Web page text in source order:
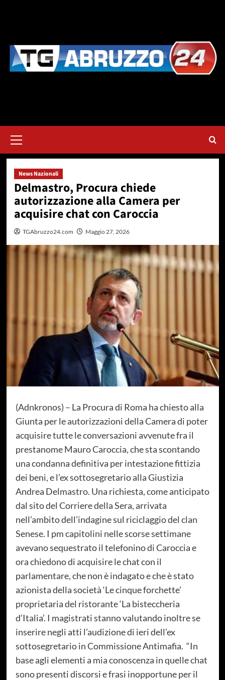
principale
News Nazionali
Delmastro, Procura chiede
autorizzazione alla Camera per
acquisire chat con Caroccia
TGAbruzzo24.com Maggio 27, 2026
(Adnkronos) – La Procura di Roma ha chiesto alla
Giunta per le autorizzazioni della Camera di poter
acquisire tutte le conversazioni avvenute fra il
prestanome Mauro Caroccia, che sta scontando
una condanna definitiva per intestazione fittizia
dei beni, e l’ex sottosegretario alla Giustizia
Andrea Delmastro. Una richiesta, come anticipato
dal sito del Corriere della Sera, arrivata
nell’ambito dell’indagine sul riciclaggio del clan
Senese. I pm capitolini nelle scorse settimane
avevano sequestrato il telefonino di Caroccia e
ora chiedono di acquisire le chat con il
parlamentare, che non è indagato e che è stato
azionista della società ‘Le cinque forchette’
proprietaria del ristorante ‘La bisteccheria
d’Italia’. I magistrati stanno valutando inoltre se
inserire negli atti l’audizione di ieri dell’ex
sottosegretario in Commissione Antimafia. “In
base agli elementi a mia conoscenza in quelle chat
sono presenti discorsi e frasi inopportune per il